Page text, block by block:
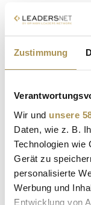
Zustimmung
Wir und unsere
Daten, wie z. B.
Technologien wie
Gerät zu
personalisierte
Werbung und
Entwicklung von